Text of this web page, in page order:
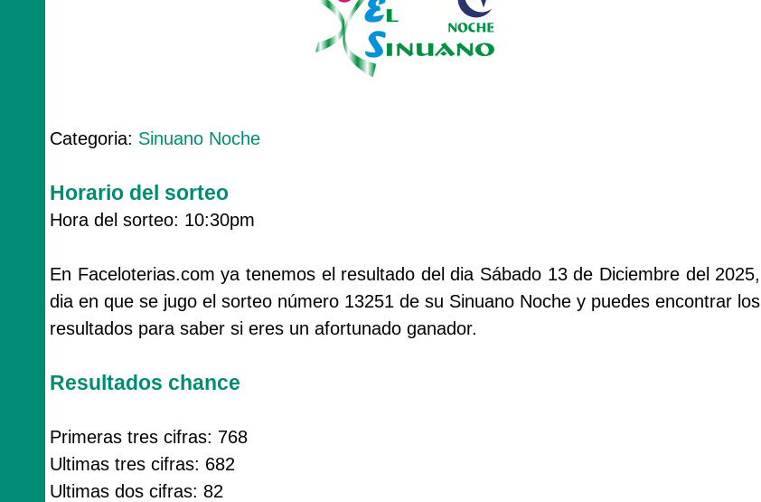
Categoria: Sinuano Noche
Horario del sorteo
Hora del sorteo: 10:30pm
En Faceloterias.com ya tenemos el resultado del dia Sábado 13 de Diciembre del 2025,
dia en que se jugo el sorteo número 13251 de su Sinuano Noche y puedes encontrar los
resultados para saber si eres un afortunado ganador.
Resultados chance
Primeras tres cifras: 768
Ultimas tres cifras: 682
Ultimas dos cifras: 82